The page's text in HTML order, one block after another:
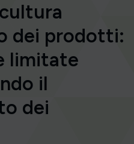
dei prodotti:
limitate
il
dei